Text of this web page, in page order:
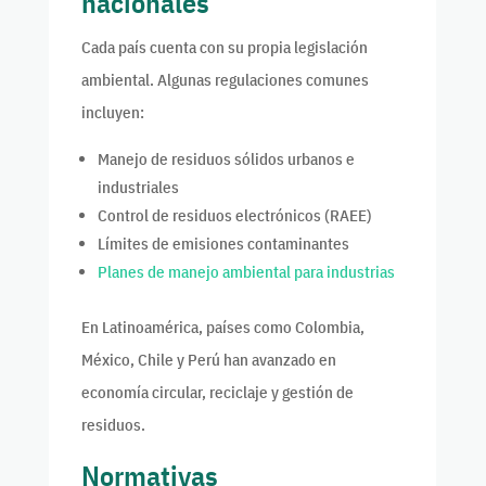
Cada país cuenta con su propia legislación
ambiental. Algunas regulaciones comunes
incluyen:
Manejo de residuos sólidos urbanos e
industriales
Control de residuos electrónicos (RAEE)
Límites de emisiones contaminantes
Planes de manejo ambiental para industrias
En Latinoamérica, países como Colombia,
México, Chile y Perú han avanzado en
economía circular, reciclaje y gestión de
residuos.
Normativas